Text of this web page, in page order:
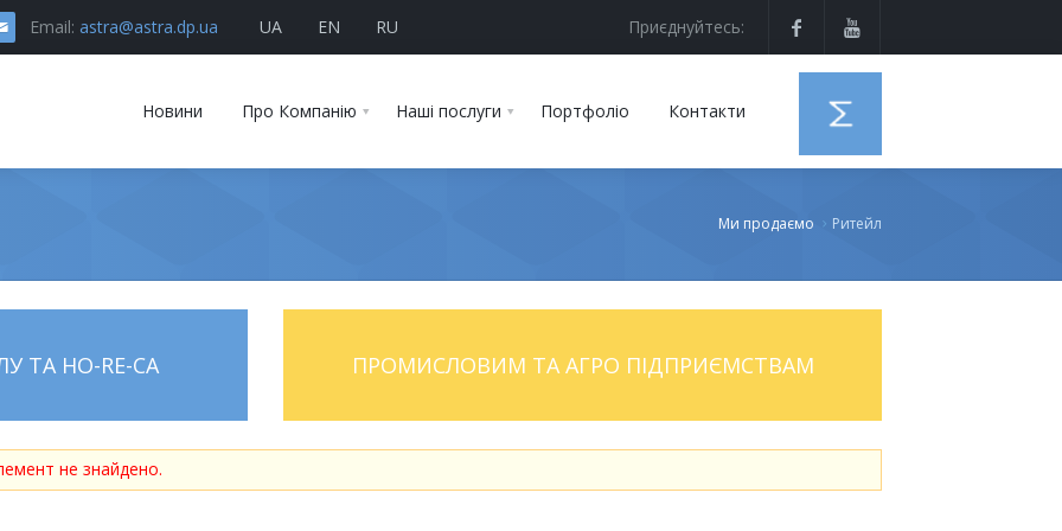
Email: astra@astra.dp.ua UA EN RU Приєднуйтесь:
Новини Про Компанію Наші послуги Портфоліо Контакти
Ми продаємо Ритейл
ТА HO-RE-CA ПРОМИСЛОВИМ ТА АГРО ПІДПРИЄМСТВАМ
не знайдено.